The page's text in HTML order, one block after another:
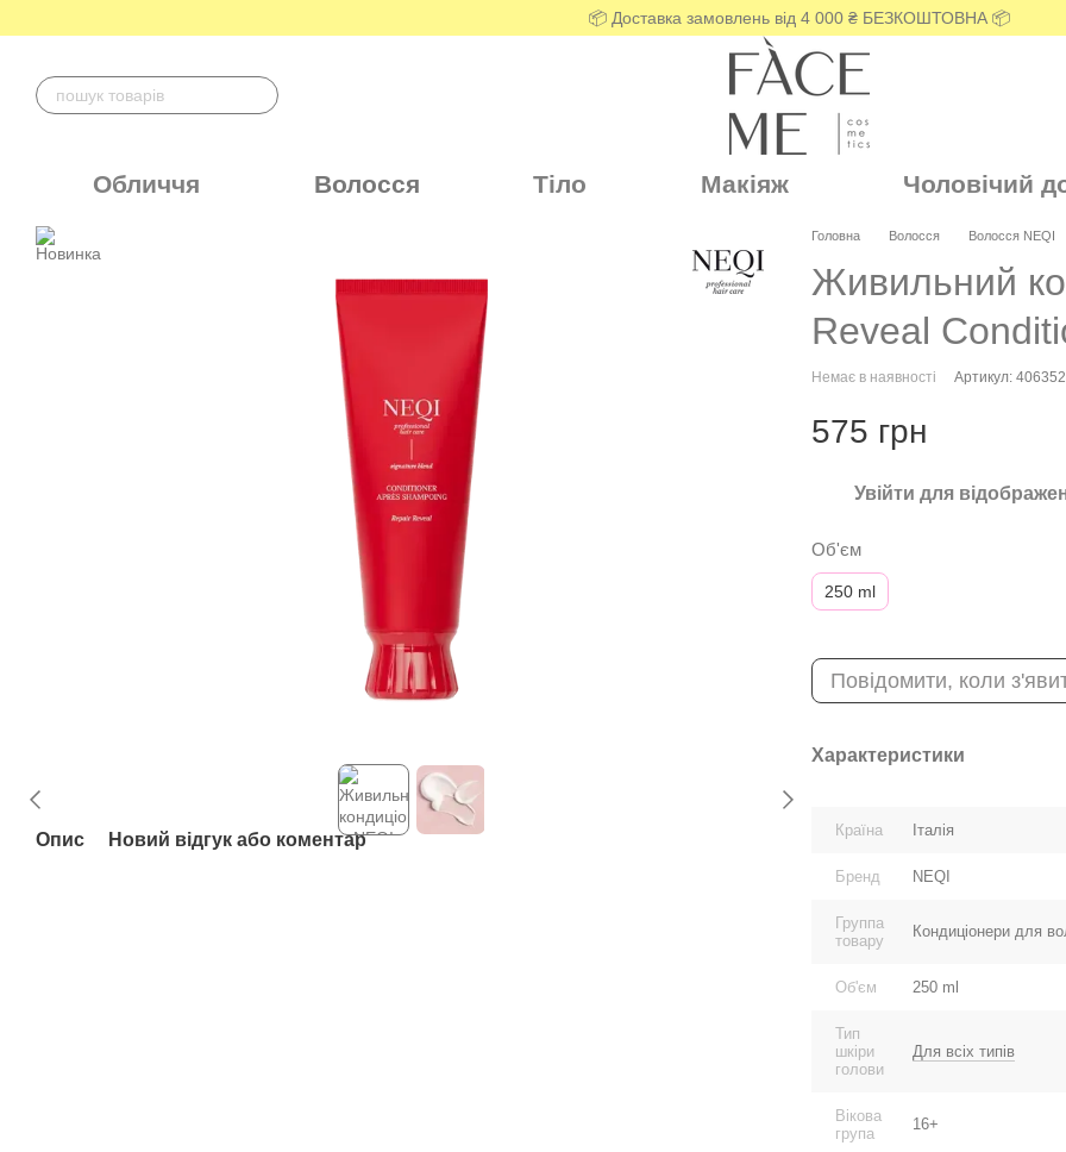
📦 Доставка замовлень від 4 000 ₴ БЕЗКОШТОВНА 📦
Обличчя Волосся Тіло Макіяж Чоловічий
Опис Новий відгук або коментар
Головна Волосся Волосся NEQI
Живильний
Reveal
Немає в наявності Артикул:
575 грн
Увійти для
Об'єм
250 ml
Повідомити, коли
Характеристики
Країна Італія
Бренд NEQI
Группа
товару
Кондиціонери для
Об'єм 250 ml
Тип
шкіри
голови
Для всіх типів
Вікова
група
16+